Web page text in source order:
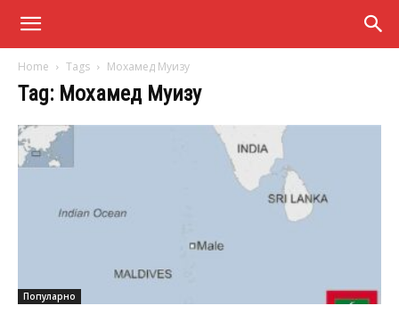
Home Tags Мохамед Муизу
Tag: Мохамед Муизу
Популарно